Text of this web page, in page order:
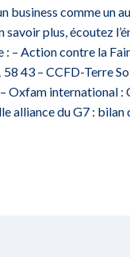
business comme un
savoir plus, écoutez
: – Action contre la
43 – CCFD-Terre
Oxfam international :
alliance du G7 : bilan